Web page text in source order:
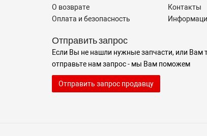
О возврате
Оплата и безопасность
Контакты
Отправить запрос
Если Вы не нашли нужные запчасти, или Вам
отправьте нам запрос - мы Вам поможем
Отправить запрос продавцу